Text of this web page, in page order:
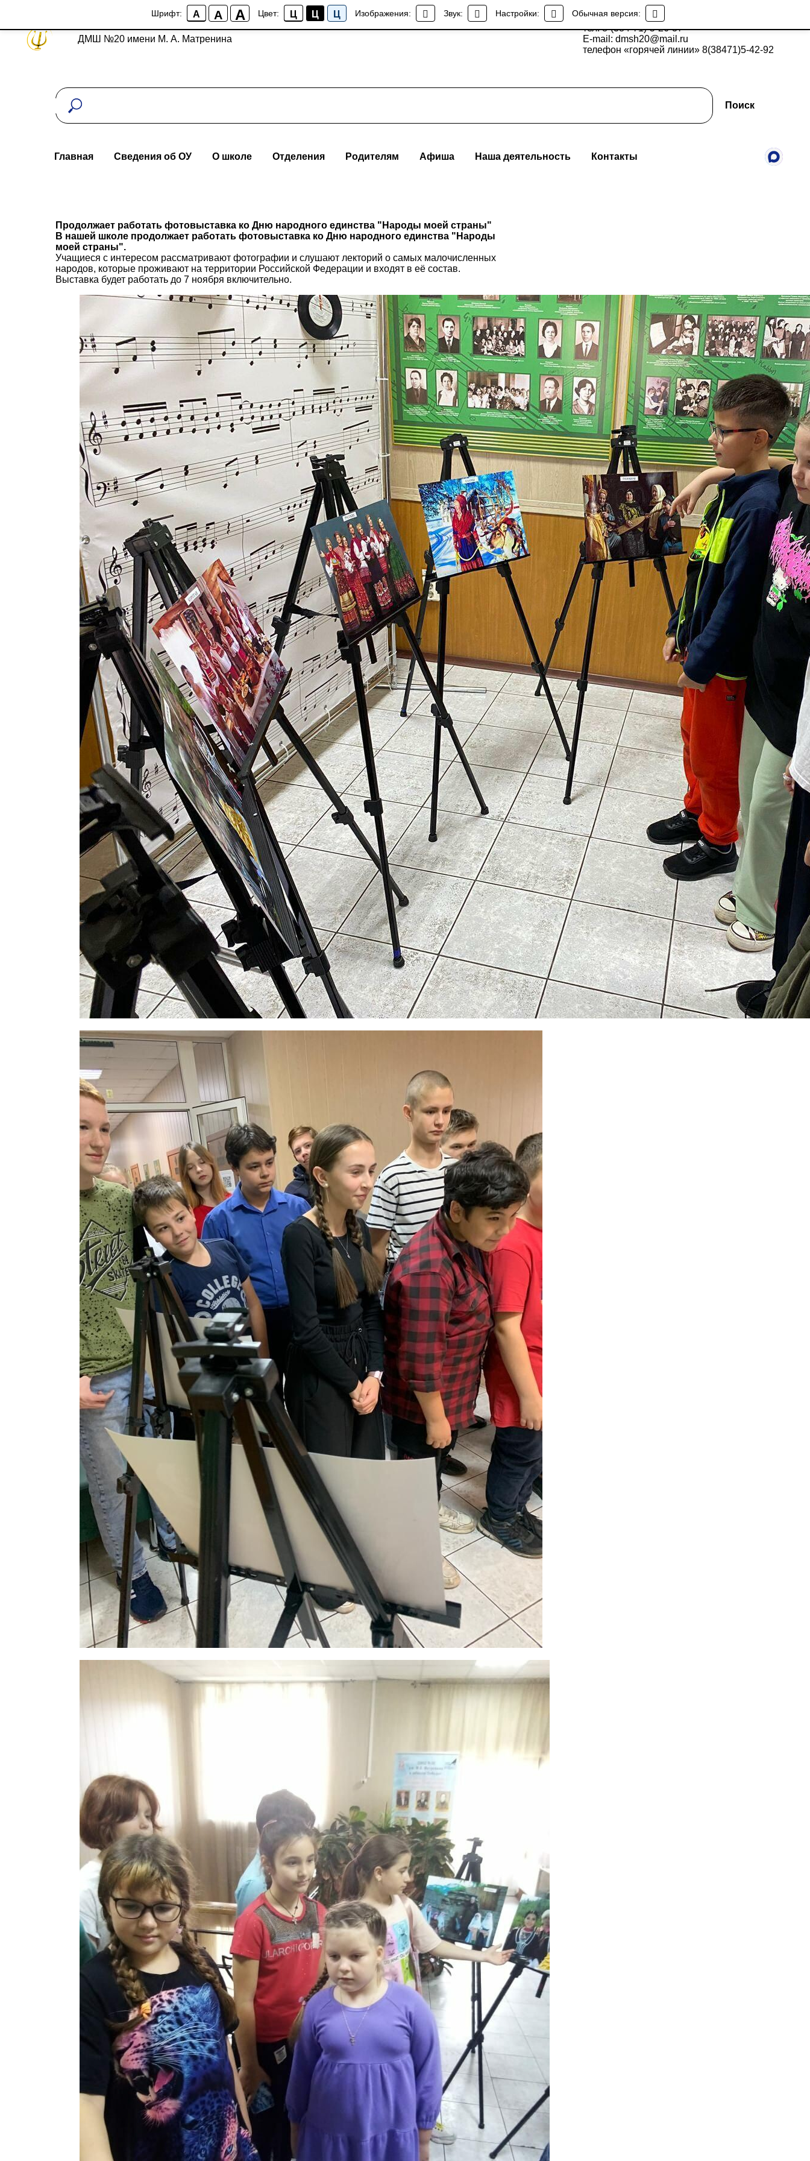
Шрифт: A A A Цвет: Ц Ц Ц Изображения: Звук: Настройки: Обычная версия:
ДМШ №20 имени М. А. Матренина
тел: 8-(384-71)-5-26-37
E-mail: dmsh20@mail.ru
телефон «горячей линии» 8(38471)5-42-92
Поиск
Главная Сведения об ОУ О школе Отделения Родителям Афиша Наша деятельность Контакты
Продолжает работать фотовыставка ко Дню народного единства "Народы моей страны"
В нашей школе продолжает работать фотовыставка ко Дню народного единства "Народы
моей страны".
Учащиеся с интересом рассматривают фотографии и слушают лекторий о самых малочисленных
народов, которые проживают на территории Российской Федерации и входят в её состав.
Выставка будет работать до 7 ноября включительно.